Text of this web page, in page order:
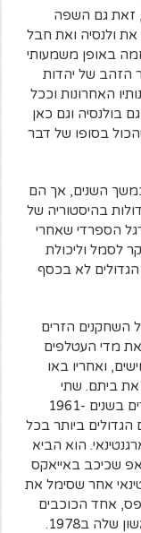
זאת גם השפה
את ולנסיה ואת חבל
באופן משמעותי
הזהב של יהדות
האחרונות וככל
בולנסיה וגם כאן
בסופו של דבר
השנים, אך הם
בהיסטוריה של
הספרדי שאחרי
לסמל וליכולת
לא בכסף
השחקנים הזרים
מדי העטלפים
ואחריו באו
ביתם. שתי
הזכיות הרצופות של ולנסיה בגביע ערי הירידים בשנים 1961-
הגדולים ביותר בכל
הוא הביא
שכיכב באייאקס
אחר שסימל את
אחד הכוכבים
הגדולים שזכה עם ארגנטינה במונדיאל הראשון שלה ב1978.